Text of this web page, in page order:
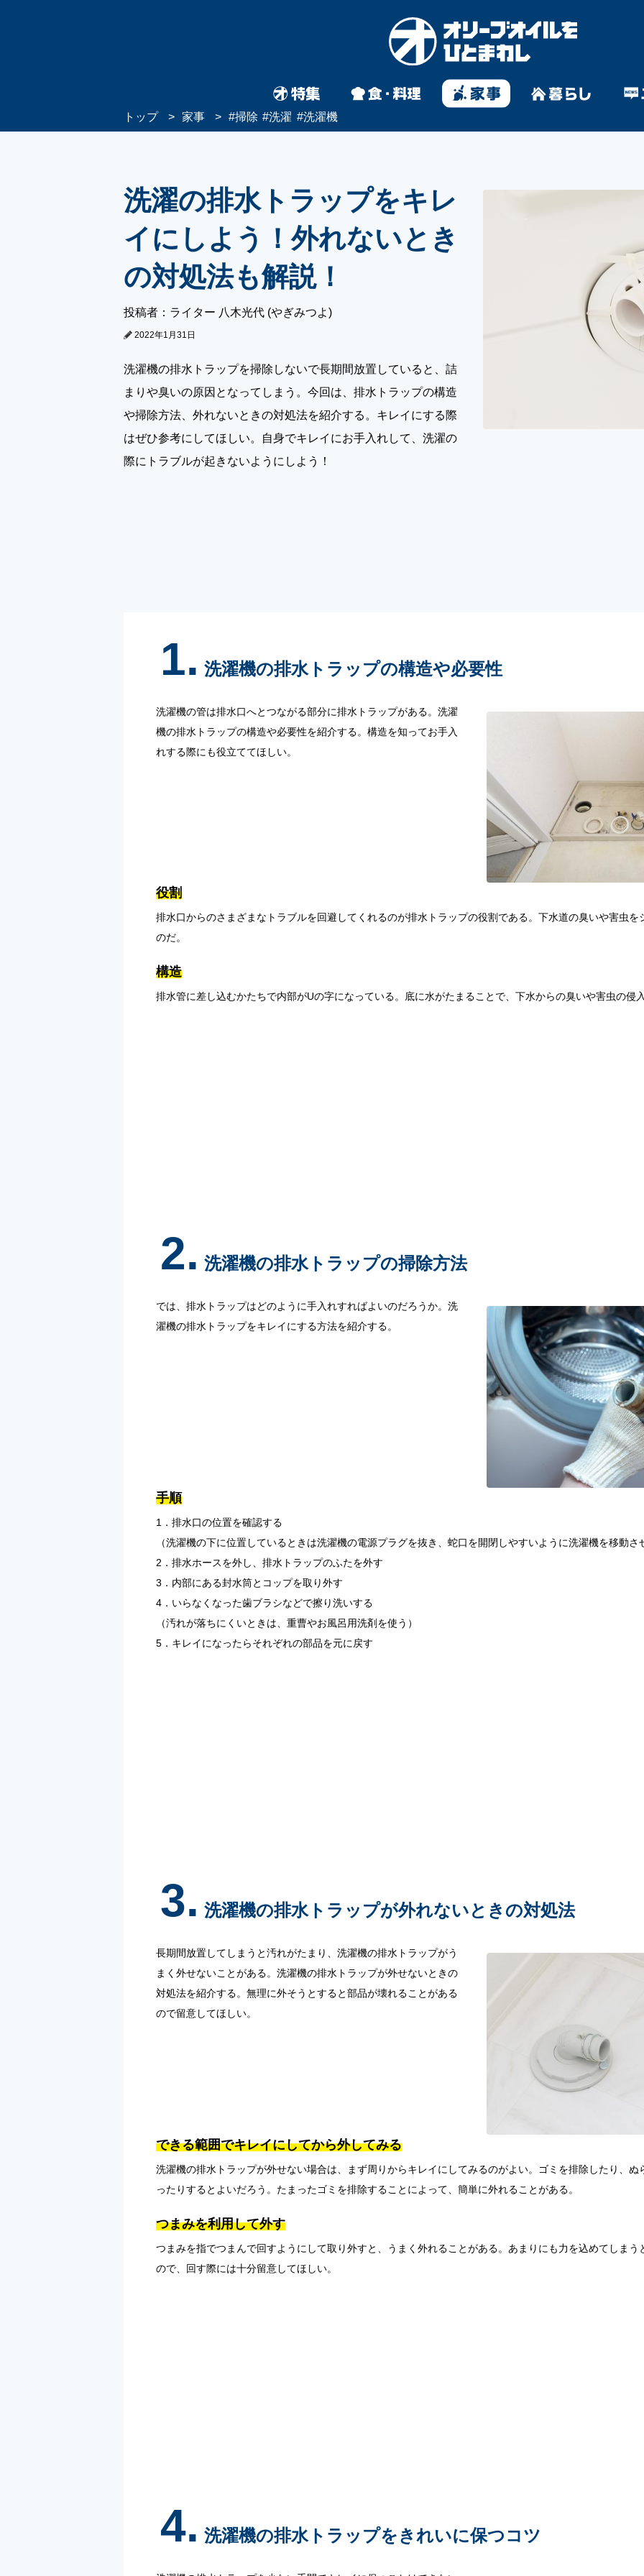
トップ 家事 #掃除 #洗濯 #洗濯機
洗濯の排水トラップをキレ
イにしよう！外れないとき
の対処法も解説！
投稿者：ライター 八木光代 (やぎみつよ)
2022年1月31日
洗濯機の排水トラップを掃除しないで長期間放置していると、詰
まりや臭いの原因となってしまう。今回は、排水トラップの構造
や掃除方法、外れないときの対処法を紹介する。キレイにする際
はぜひ参考にしてほしい。自身でキレイにお手入れして、洗濯の
際にトラブルが起きないようにしよう！
1. 洗濯機の排水トラップの構造や必要性
洗濯機の管は排水口へとつながる部分に排水トラップがある。洗濯
機の排水トラップの構造や必要性を紹介する。構造を知ってお手入
れする際にも役立ててほしい。
役割
排水口からのさまざまなトラブルを回避してくれるのが排水トラップの役割である。下水道の臭いや害虫を
のだ。
構造
排水管に差し込むかたちで内部がUの字になっている。底に水がたまることで、下水からの臭いや害虫の侵
2. 洗濯機の排水トラップの掃除方法
では、排水トラップはどのように手入れすればよいのだろうか。洗
濯機の排水トラップをキレイにする方法を紹介する。
手順
1．排水口の位置を確認する
（洗濯機の下に位置しているときは洗濯機の電源プラグを抜き、蛇口を開閉しやすいように洗濯機を移動さ
2．排水ホースを外し、排水トラップのふたを外す
3．内部にある封水筒とコップを取り外す
4．いらなくなった歯ブラシなどで擦り洗いする
（汚れが落ちにくいときは、重曹やお風呂用洗剤を使う）
5．キレイになったらそれぞれの部品を元に戻す
3. 洗濯機の排水トラップが外れないときの対処法
長期間放置してしまうと汚れがたまり、洗濯機の排水トラップがう
まく外せないことがある。洗濯機の排水トラップが外せないときの
対処法を紹介する。無理に外そうとすると部品が壊れることがある
ので留意してほしい。
できる範囲でキレイにしてから外してみる
洗濯機の排水トラップが外せない場合は、まず周りからキレイにしてみるのがよい。ゴミを排除したり、ぬ
ったりするとよいだろう。たまったゴミを排除することによって、簡単に外れることがある。
つまみを利用して外す
つまみを指でつまんで回すようにして取り外すと、うまく外れることがある。あまりにも力を込めてしまう
ので、回す際には十分留意してほしい。
4. 洗濯機の排水トラップをきれいに保つコツ